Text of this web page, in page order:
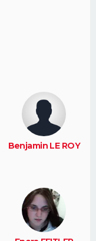
Benjamin LE ROY